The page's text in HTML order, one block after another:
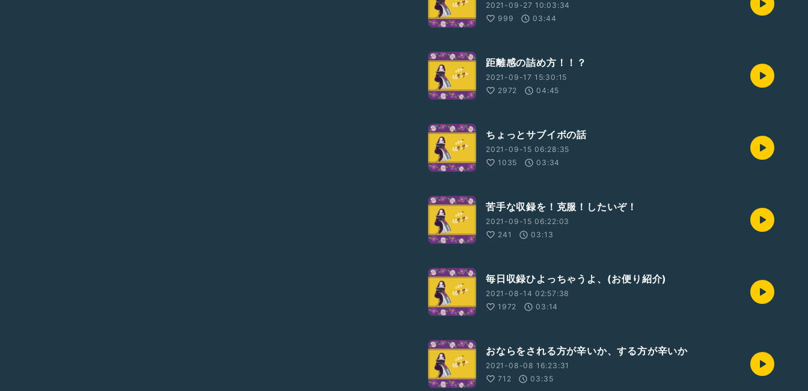
2021-09-27 10:03:34
999
03:44
距離感の詰め方！！？
2021-09-17 15:30:15
2972
04:45
ちょっとサブイボの話
2021-09-15 06:28:35
1035
03:34
苦手な収録を！克服！したいぞ！
2021-09-15 06:22:03
241
03:13
毎日収録ひよっちゃうよ、(お便り紹介)
2021-08-14 02:57:38
1972
03:14
おならをされる方が辛いか、する方が辛いか
2021-08-08 16:23:31
712
03:35